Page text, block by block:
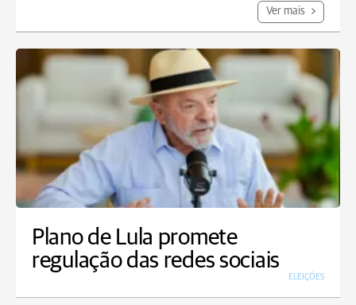
Ver mais
Plano de Lula promete
regulação das redes sociais
ELEIÇÕES